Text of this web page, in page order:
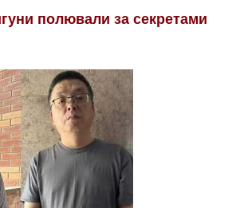
полювали за секретами